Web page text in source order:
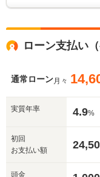
ローン支払い（
通常ローン月々
実質年率 4.9%
初回
お支払い額
頭金